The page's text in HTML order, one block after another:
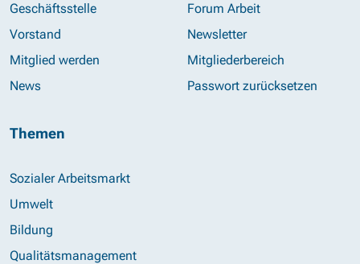
Geschäftsstelle
Vorstand
Mitglied werden
News
Forum Arbeit
Newsletter
Mitgliederbereich
Passwort zurücksetzen
Themen
Sozialer Arbeitsmarkt
Umwelt
Bildung
Qualitätsmanagement